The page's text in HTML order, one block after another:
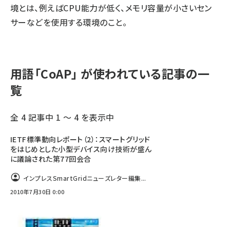
境とは、例えばCPU能力が低く、メモリ容量が小さいセン
サーなどを使用する環境のこと。
用語「CoAP」 が使われている記事の一
覧
全 4 記事中 1 ～ 4 を表示中
IETF標準動向レポート（2）：スマートグリッド
をはじめとした小型デバイス向け技術が盛ん
に議論された第77回会合
インプレスSmartGridニューズレター編集...
2010年7月30日 0:00